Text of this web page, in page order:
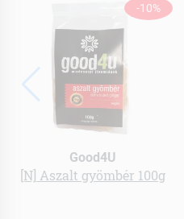
-10%
Good4U
[N] Aszalt gyömbér 100g